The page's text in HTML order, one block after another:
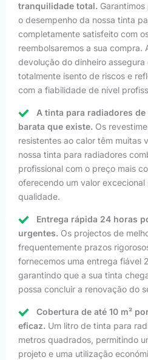
tranquilidade total.
o desempenho da nossa tinta
completamente satisfeito com
reembolsaremos a sua compra.
devolução do dinheiro
totalmente isento de riscos e
com a fiabilidade de nível
A tinta para radiadores
barata que existe. Os
resistentes ao calor têm muitas
nossa tinta para radiadores
profissional com o preço mais
oferecendo um valor excecional
qualidade.
Entrega rápida 24 horas
urgentes. Os projectos de
frequentemente prazos
fornecemos uma entrega fiável
garantindo que a sua tinta
possa concluir a renovação do
Cobertura de até 10 m²
eficaz. Um litro de tinta para
metros quadrados, permitindo
projeto e uma utilização